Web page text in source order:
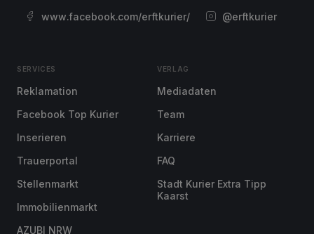
www.facebook.com/erftkurier/ @erftkurier
SERVICES
Reklamation
Facebook Top Kurier
Inserieren
Trauerportal
Stellenmarkt
Immobilienmarkt
AZUBI NRW
VERLAG
Mediadaten
Team
Karriere
FAQ
Stadt Kurier Extra Tipp
Kaarst